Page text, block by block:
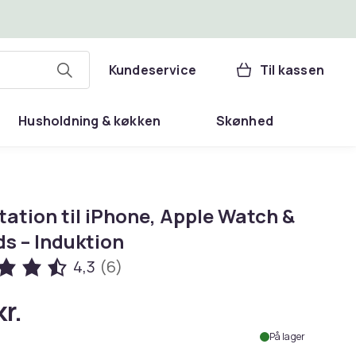
Kundeservice Til kassen
Husholdning & køkken Skønhed
til iPhone, Apple Watch &
– Induktion
4,3 (6)
På lager